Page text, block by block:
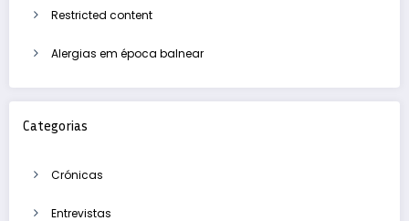
Restricted content
Alergias em época balnear
Categorias
Crónicas
Entrevistas